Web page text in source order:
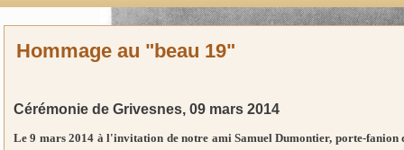
Hommage au "beau 19"
Cérémonie de Grivesnes, 09 mars 2014
Le 9 mars 2014 à l'invitation de notre ami Samuel Dumontier, porte-fanion